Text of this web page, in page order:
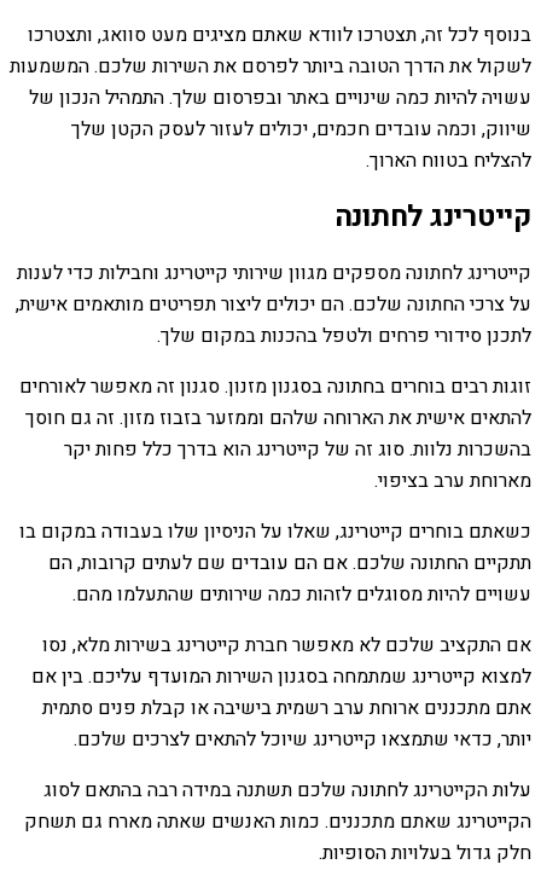
בנוסף לכל זה, תצטרכו לוודא שאתם מציגים מעט סוואג, ותצטרכו
לשקול את הדרך הטובה ביותר לפרסם את השירות שלכם. המשמעות
עשויה להיות כמה שינויים באתר ובפרסום שלך. התמהיל הנכון של
שיווק, וכמה עובדים חכמים, יכולים לעזור לעסק הקטן שלך
להצליח בטווח הארוך.
קייטרינג לחתונה
קייטרינג לחתונה מספקים מגוון שירותי קייטרינג וחבילות כדי לענות
על צרכי החתונה שלכם. הם יכולים ליצור תפריטים מותאמים אישית,
לתכנן סידורי פרחים ולטפל בהכנות במקום שלך.
זוגות רבים בוחרים בחתונה בסגנון מזנון. סגנון זה מאפשר לאורחים
להתאים אישית את הארוחה שלהם וממזער בזבוז מזון. זה גם חוסך
בהשכרות נלוות. סוג זה של קייטרינג הוא בדרך כלל פחות יקר
מארוחת ערב בציפוי.
כשאתם בוחרים קייטרינג, שאלו על הניסיון שלו בעבודה במקום בו
תתקיים החתונה שלכם. אם הם עובדים שם לעתים קרובות, הם
עשויים להיות מסוגלים לזהות כמה שירותים שהתעלמו מהם.
אם התקציב שלכם לא מאפשר חברת קייטרינג בשירות מלא, נסו
למצוא קייטרינג שמתמחה בסגנון השירות המועדף עליכם. בין אם
אתם מתכננים ארוחת ערב רשמית בישיבה או קבלת פנים סתמית
יותר, כדאי שתמצאו קייטרינג שיוכל להתאים לצרכים שלכם.
עלות הקייטרינג לחתונה שלכם תשתנה במידה רבה בהתאם לסוג
הקייטרינג שאתם מתכננים. כמות האנשים שאתה מארח גם תשחק
חלק גדול בעלויות הסופיות.